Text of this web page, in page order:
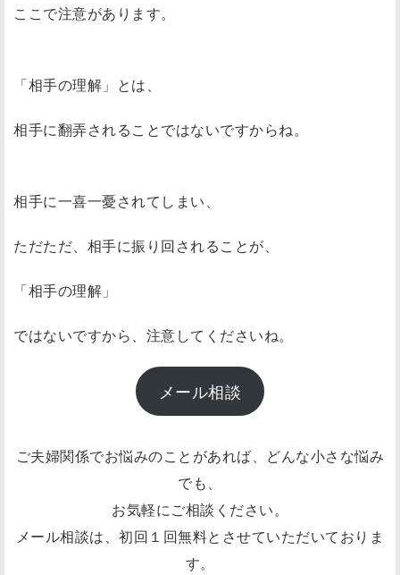
ここで注意があります。
「相手の理解」とは、
相手に翻弄されることではないですからね。
相手に一喜一憂されてしまい、
ただただ、相手に振り回されることが、
「相手の理解」
ではないですから、注意してくださいね。
メール相談
ご夫婦関係でお悩みのことがあれば、どんな小さな悩み
でも、
お気軽にご相談ください。
メール相談は、初回１回無料とさせていただいておりま
す。